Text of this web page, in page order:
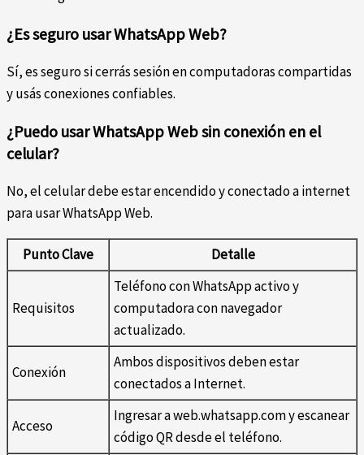
¿Es seguro usar WhatsApp Web?
Sí, es seguro si cerrás sesión en computadoras compartidas
y usás conexiones confiables.
¿Puedo usar WhatsApp Web sin conexión en el
celular?
No, el celular debe estar encendido y conectado a internet
para usar WhatsApp Web.
Punto Clave Detalle
Requisitos
Teléfono con WhatsApp activo y
computadora con navegador
actualizado.
Conexión
Ambos dispositivos deben estar
conectados a Internet.
Acceso
Ingresar a web.whatsapp.com y escanear
código QR desde el teléfono.